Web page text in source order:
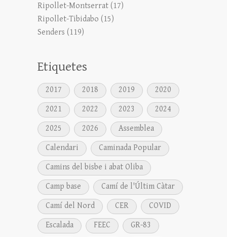
Ripollet-Montserrat (17)
Ripollet-Tibidabo (15)
Senders (119)
Etiquetes
2017 2018 2019
2020
2021
2022 2023
2024
2025
2026
Assemblea
Calendari
Caminada Popular
Camins del bisbe i abat Oliba
Camp base
Camí de l'Últim Càtar
Camí del Nord
CER
COVID
Escalada
FEEC
GR-83